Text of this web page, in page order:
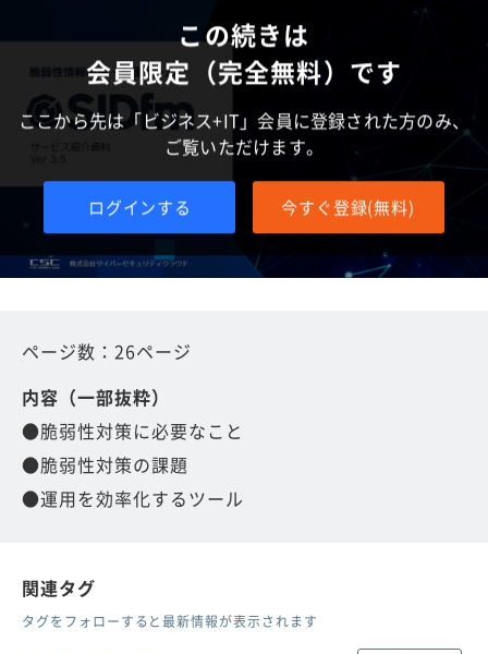
この続きは
会員限定（完全無料）です
ここから先は「ビジネス+IT」会員に登録された方のみ、
ご覧いただけます。
ログインする 今すぐ登録(無料)
ページ数：26ページ
内容（一部抜粋）
●脆弱性対策に必要なこと
●脆弱性対策の課題
●運用を効率化するツール
関連タグ
タグをフォローすると最新情報が表示されます